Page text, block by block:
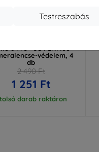
Testreszabás
Kedvezmény
EXTRA10
védelem, 4
db
2 490 Ft
1 251 Ft
darab raktáron